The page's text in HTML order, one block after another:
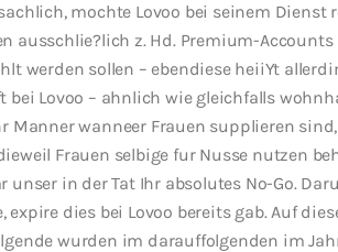
mochte Lovoo bei seinem Dienst
ausschlie?lich z. Hd. Premium-
werden sollen – ebendiese heiiYt
bei Lovoo – ahnlich wie gleichfalls
Manner wanneer Frauen supplieren
Frauen selbige fur Nusse nutzen
unser in der Tat Ihr absolutes No-Go.
expire dies bei Lovoo bereits gab. Auf
wurden im darauffolgenden im